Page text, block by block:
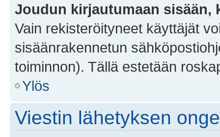
Joudun kirjautumaan sisään,
Vain rekisteröityneet käyttäjät
sisäänrakennetun
toiminnon). Tällä estetään
Ylös
Viestin lähetyksen